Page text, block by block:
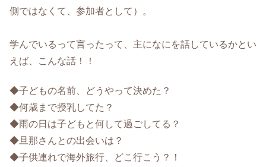
側ではなくて、参加者として）。
学んでいるって言ったって、主になにを話しているかとい
えば、こんな話！！
◆子どもの名前、どうやって決めた？
◆何歳まで授乳してた？
◆雨の日は子どもと何して過ごしてる？
◆旦那さんとの出会いは？
◆子供連れで海外旅行、どこ行こう？！